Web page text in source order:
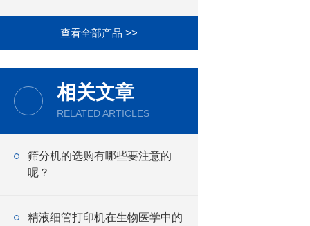
查看全部产品 >>
相关文章
RELATED ARTICLES
筛分机的选购有哪些要注意的
呢？
精液细管打印机在生物医学中的